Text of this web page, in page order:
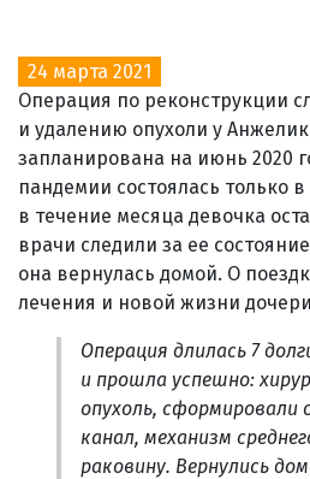
24 марта 2021
Операция по реконструкции
и удалению опухоли у
запланирована на июнь 2020
пандемии состоялась только
в течение месяца девочка
врачи следили за ее
она вернулась домой. О
лечения и новой жизни
Операция длилась 7
и прошла успешно:
опухоль, сформировали
канал, механизм
раковину. Вернулись